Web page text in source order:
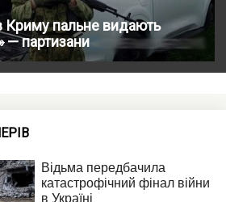
Криму пальне видають
— партизани